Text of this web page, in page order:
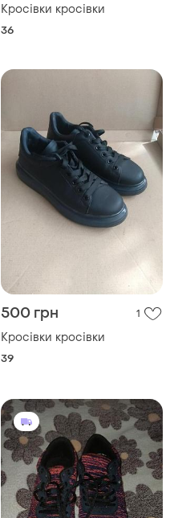
Кросівки кросівки
36
500 грн 1
Кросівки кросівки
39